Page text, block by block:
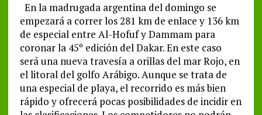
En la madrugada argentina del domingo se
empezará a correr los 281 km de enlace y 136 km
de especial entre Al-Hofuf y Dammam para
coronar la 45º edición del Dakar. En este caso
será una nueva travesía a orillas del mar Rojo, en
el litoral del golfo Arábigo. Aunque se trata de
una especial de playa, el recorrido es más bien
rápido y ofrecerá pocas posibilidades de incidir en